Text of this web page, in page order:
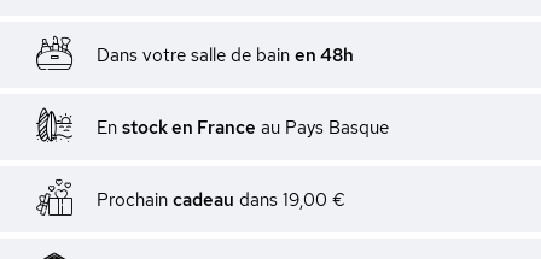
Dans votre salle de bain en 48h
En stock en France au Pays Basque
Prochain cadeau dans 19,00 €